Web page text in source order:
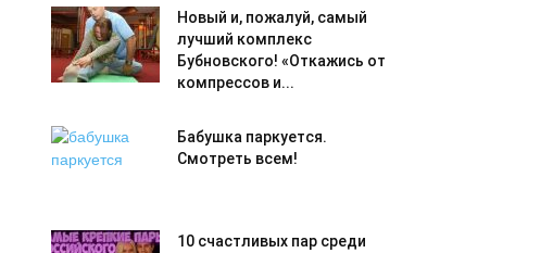
Новый и, пожалуй, самый
лучший комплекс
Бубновского! «Откажись от
компрессов и...
Бабушка паркуется.
Смотреть всем!
10 счастливых пар среди